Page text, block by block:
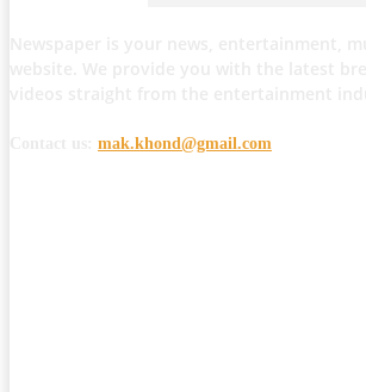
mak.khond@gmail.com